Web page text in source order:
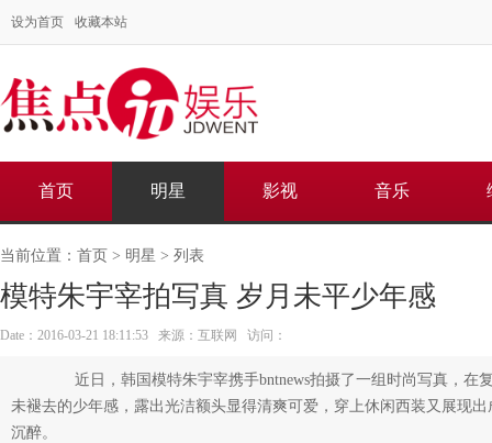
设为首页 收藏本站
首页 明星 影视 音乐
当前位置： 首页 > 明星 > 列表
模特朱宇宰拍写真 岁月未平少年感
Date：2016-03-21 18:11:53 来源：互联网 访问：
近日，韩国模特朱宇宰携手bntnews拍摄了一组时尚写真，在
未褪去的少年感，露出光洁额头显得清爽可爱，穿上休闲西装又展现
沉醉。